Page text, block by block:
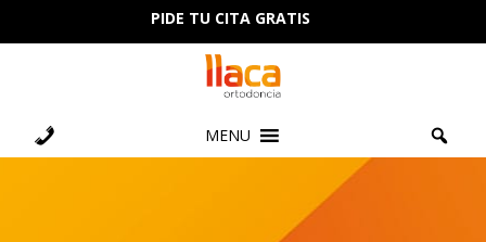
PIDE TU CITA GRATIS
MENU